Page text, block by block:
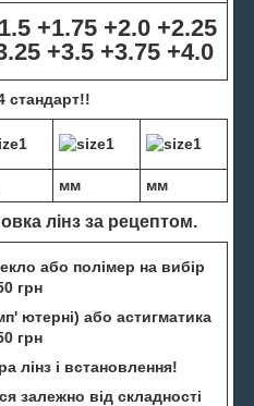
+1.75 +2.0 +2.25
+3.5 +3.75 +4.0
стандарт!!
мм мм
лінз за рецептом.
або полімер на вибір
грн
ютерні) або астигматика
грн
лінз і встановлення!
залежно від складності